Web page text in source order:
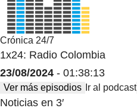
Crónica 24/7
1x24: Radio Colombia
23/08/2024 - 01:38:13
Ver más episodios Ir al podcast
Noticias en 3′